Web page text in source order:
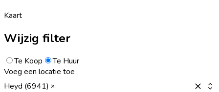
Kaart
Wijzig filter
Te Koop
Te Huur
Voeg een locatie toe
Heyd (6941)